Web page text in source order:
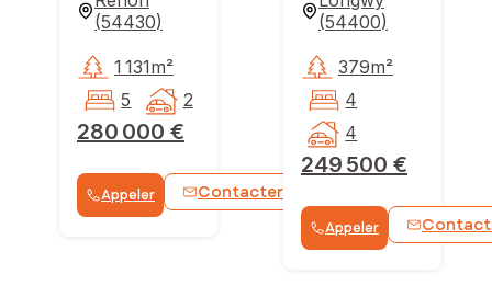
(54430)
280 000 €
1 131m²
5
2
Appeler Contacter
(54400)
249 500 €
379m²
4
4
Appeler